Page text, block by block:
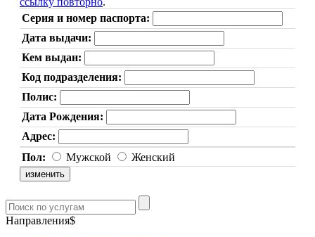
Серия и номер паспорта:
Дата выдачи:
Кем выдан:
Код подразделения:
Полис:
Дата Рождения:
Адрес:
Пол:
Мужской Женский
Направления$